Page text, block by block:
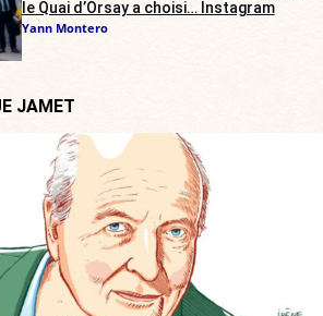
le Quai d’Orsay a choisi… Instagram
Yann Montero
JAMET